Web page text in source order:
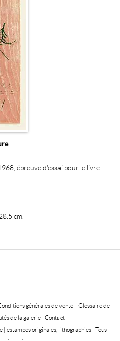
épreuve d'essai pour le livre
cm.
générales de vente- Glossaire de
de la galerie-Contact
| estampes originales, lithographies- Tous